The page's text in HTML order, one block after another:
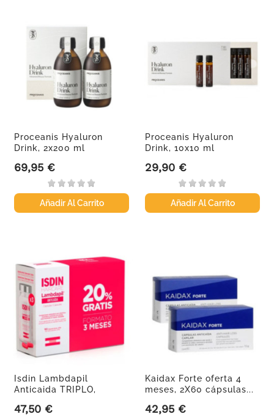
Proceanis Hyaluron
Drink, 2x200 ml
Precio
69,95 €
Añadir Al Carrito
Proceanis Hyaluron
Drink, 10x10 ml
Precio
29,90 €
Añadir Al Carrito
Isdin Lambdapil
Anticaida TRIPLO,
Precio
47,50 €
Kaidax Forte oferta 4
meses, 2X60 cápsulas...
Precio
42,95 €